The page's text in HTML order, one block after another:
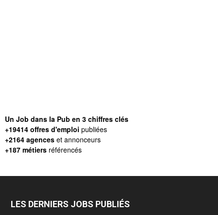
Un Job dans la Pub en 3 chiffres clés
+19414 offres d'emploi publiées
+2164 agences et annonceurs
+187 métiers référencés
LES DERNIERS JOBS PUBLIÉS